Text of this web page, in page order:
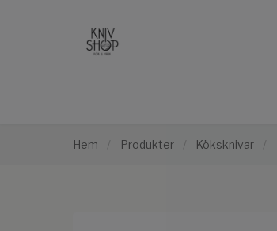
Hem / Produkter / Köksknivar /